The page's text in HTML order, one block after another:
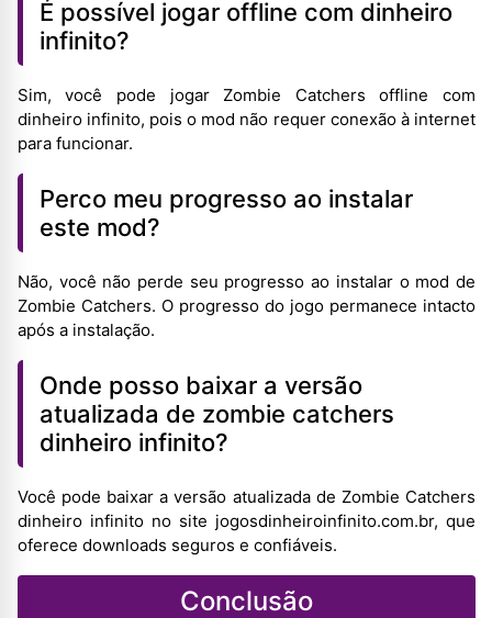
É possível jogar offline com dinheiro
infinito?
Sim, você pode jogar Zombie Catchers offline com
dinheiro infinito, pois o mod não requer conexão à internet
para funcionar.
Perco meu progresso ao instalar
este mod?
Não, você não perde seu progresso ao instalar o mod de
Zombie Catchers. O progresso do jogo permanece intacto
após a instalação.
Onde posso baixar a versão
atualizada de zombie catchers
dinheiro infinito?
Você pode baixar a versão atualizada de Zombie Catchers
dinheiro infinito no site jogosdinheiroinfinito.com.br, que
oferece downloads seguros e confiáveis.
Conclusão